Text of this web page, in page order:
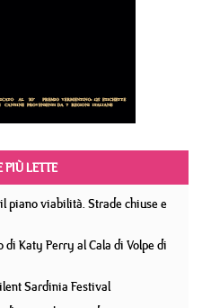
PIÙ LETTE
piano viabilità. Strade chiuse e
Katy Perry al Cala di Volpe di
Sardinia Festival